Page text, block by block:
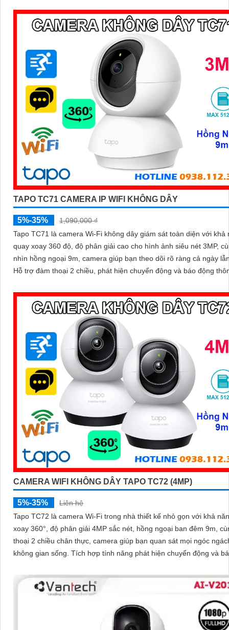
TAPO TC71 CAMERA IP WIFI KHÔNG DÂY
5%-35%
1,090,000 ₫
Tapo TC71 là camera Wi-Fi không dây giám sát toàn diện với khả
quay xoay 360 độ, độ phân giải cao cho hình ảnh siêu nét 3MP,
nhìn hồng ngoại 9m, camera giúp bạn theo dõi rõ ràng cả ngày
Hỗ trợ đàm thoại 2 chiều, phát hiện chuyển động và báo động
động bảo vệ an toàn cho ngôi nhà bạn
CAMERA WIFI KHÔNG DÂY TAPO TC72 (4MP)
5%-35%
Liên hệ
Tapo TC72 là camera Wi-Fi trong nhà thiết kế nhỏ gọn với khả
xoay 360°, độ phân giải 4MP sắc nét, hồng ngoại ban đêm 9m,
thoại 2 chiều chân thực, camera giúp bạn quan sát mọi ngóc
không gian sống. Tích hợp tính năng phát hiện chuyển động và báo động
sự an tâm tuyệt đối cho cả gia đình